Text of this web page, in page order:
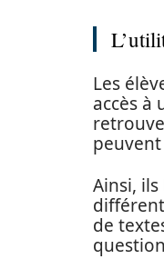
Les
accès à
Ainsi,
de